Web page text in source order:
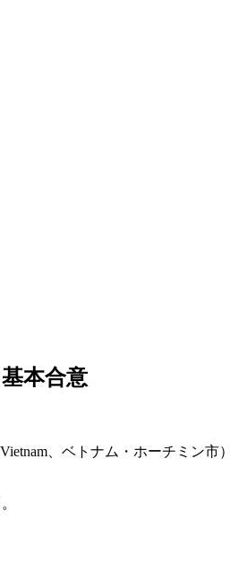
本合意
、ベトナム・ホーチミン市